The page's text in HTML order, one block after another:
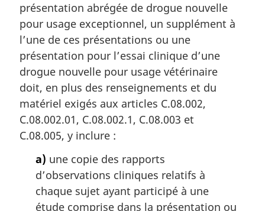
présentation abrégée de drogue nouvelle
pour usage exceptionnel, un supplément à
l’une de ces présentations ou une
présentation pour l’essai clinique d’une
drogue nouvelle pour usage vétérinaire
doit, en plus des renseignements et du
matériel exigés aux articles C.08.002,
C.08.002.01, C.08.002.1, C.08.003 et
C.08.005, y inclure :
a) une copie des rapports
d’observations cliniques relatifs à
chaque sujet ayant participé à une
étude comprise dans la présentation ou